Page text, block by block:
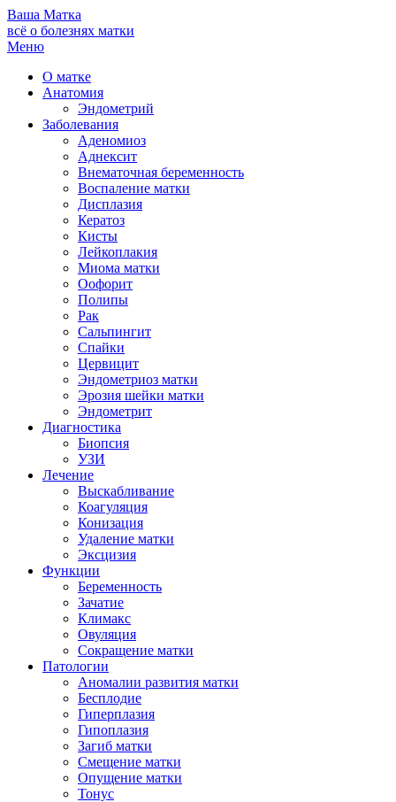
Ваша Матка
всё о болезнях матки
Меню
О матке
Анатомия
Эндометрий
Заболевания
Аденомиоз
Аднексит
Внематочная беременность
Воспаление матки
Дисплазия
Кератоз
Кисты
Лейкоплакия
Миома матки
Оофорит
Полипы
Рак
Сальпингит
Спайки
Цервицит
Эндометриоз матки
Эрозия шейки матки
Эндометрит
Диагностика
Биопсия
УЗИ
Лечение
Выскабливание
Коагуляция
Конизация
Удаление матки
Эксцизия
Функции
Беременность
Зачатие
Климакс
Овуляция
Сокращение матки
Патологии
Аномалии развития матки
Бесплодие
Гиперплазия
Гипоплазия
Загиб матки
Смещение матки
Опущение матки
Тонус